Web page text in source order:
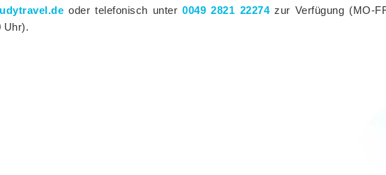
oder telefonisch unter0049 2821 22274zur Verfügung (MO-
Uhr).